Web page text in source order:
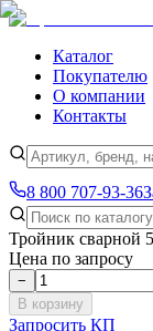
Каталог
Покупателю
О компании
Контакты
8 800 707-93-36
Тройник сварной
Цена по запросу
−
В корзину
Запросить КП